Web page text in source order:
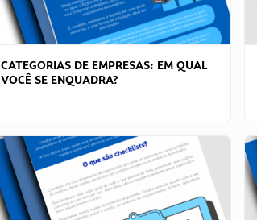
CATEGORIAS DE EMPRESAS: EM QUAL
VOCÊ SE ENQUADRA?